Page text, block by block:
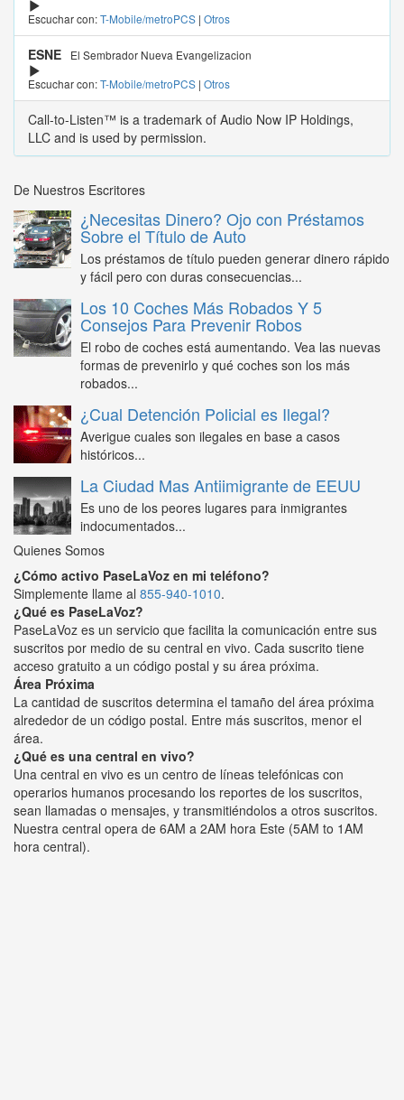
Escuchar con:T-Mobile/metroPCS | Otros
ESNE
El Sembrador Nueva Evangelizacion
Escuchar con:T-Mobile/metroPCS | Otros
Call-to-Listen™ is a trademark of Audio Now IP Holdings,
LLC and is used by permission.
De Nuestros Escritores
¿Necesitas Dinero? Ojo con Préstamos
Sobre el Título de Auto
Los préstamos de título pueden generar dinero rápido
y fácil pero con duras consecuencias...
Los 10 Coches Más Robados Y 5
Consejos Para Prevenir Robos
El robo de coches está aumentando. Vea las nuevas
formas de prevenirlo y qué coches son los más
robados...
¿Cual Detención Policial es Ilegal?
Averigue cuales son ilegales en base a casos
históricos...
La Ciudad Mas Antiimigrante de EEUU
Es uno de los peores lugares para inmigrantes
indocumentados...
Quienes Somos
¿Cómo activo PaseLaVoz en mi teléfono?
Simplemente llame al 855-940-1010.
¿Qué es PaseLaVoz?
PaseLaVoz es un servicio que facilita la comunicación entre sus
suscritos por medio de su central en vivo. Cada suscrito tiene
acceso gratuito a un código postal y su área próxima.
Área Próxima
La cantidad de suscritos determina el tamaño del área próxima
alrededor de un código postal. Entre más suscritos, menor el
área.
¿Qué es una central en vivo?
Una central en vivo es un centro de líneas telefónicas con
operarios humanos procesando los reportes de los suscritos,
sean llamadas o mensajes, y transmitiéndolos a otros suscritos.
Nuestra central opera de 6AM a 2AM hora Este (5AM to 1AM
hora central).